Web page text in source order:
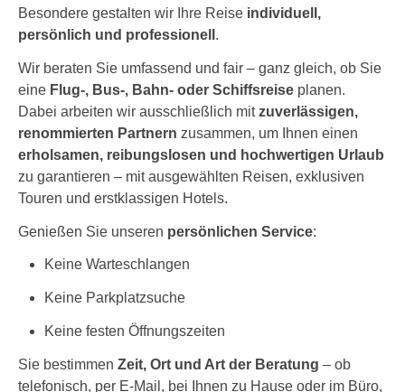
Besondere gestalten wir Ihre Reise individuell,
persönlich und professionell .
Wir beraten Sie umfassend und fair – ganz gleich, ob Sie
eine Flug-, Bus-, Bahn- oder Schiffsreise planen.
Dabei arbeiten wir ausschließlich mitzuverlässigen,
renommierten Partnern zusammen, um Ihnen einen
erholsamen, reibungslosen und hochwertigen Urlaub
zu garantieren – mit ausgewählten Reisen, exklusiven
Touren und erstklassigen Hotels.
Genießen Sie unseren persönlichen Service:
Keine Warteschlangen
Keine Parkplatzsuche
Keine festen Öffnungszeiten
Sie bestimmen Zeit, Ort und Art der Beratung – ob
telefonisch, per E-Mail, bei Ihnen zu Hause oder im Büro,